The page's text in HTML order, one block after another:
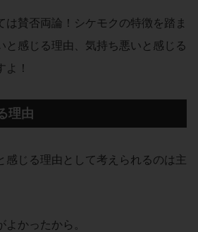
は賛否両論！シケモクの特徴を踏ま
と感じる理由、気持ち悪いと感じる
！
理由
感じる理由として考えられるのは主
かったから。